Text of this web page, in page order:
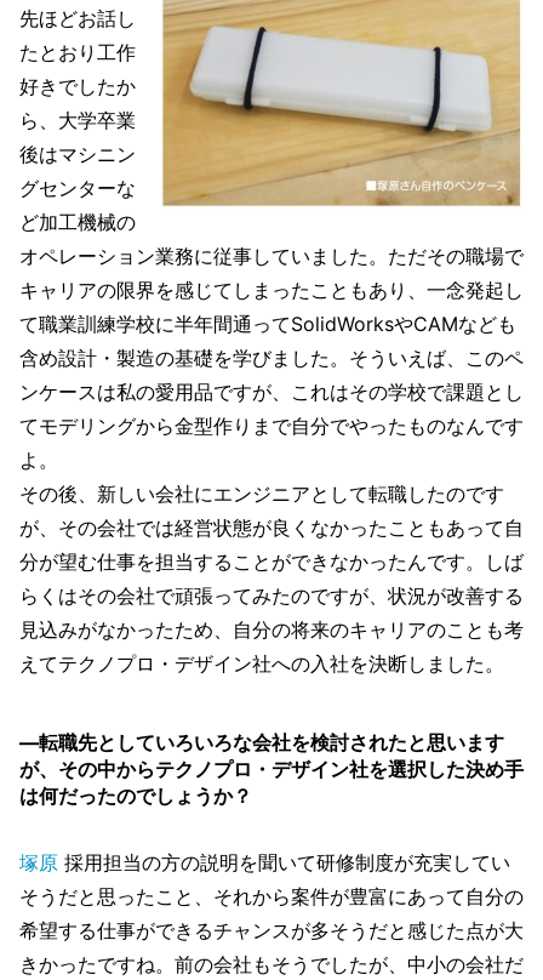
先ほどお話し
たとおり工作
好きでしたか
ら、大学卒業
後はマシニン
グセンターな
ど加工機械の
オペレーション業務に従事していました。ただその職場で
キャリアの限界を感じてしまったこともあり、一念発起し
て職業訓練学校に半年間通ってSolidWorksやCAMなども
含め設計・製造の基礎を学びました。そういえば、このペ
ンケースは私の愛用品ですが、これはその学校で課題とし
てモデリングから金型作りまで自分でやったものなんです
よ。
その後、新しい会社にエンジニアとして転職したのです
が、その会社では経営状態が良くなかったこともあって自
分が望む仕事を担当することができなかったんです。しば
らくはその会社で頑張ってみたのですが、状況が改善する
見込みがなかったため、自分の将来のキャリアのことも考
えてテクノプロ・デザイン社への入社を決断しました。
―転職先としていろいろな会社を検討されたと思います
が、その中からテクノプロ・デザイン社を選択した決め手
は何だったのでしょうか？
塚原 採用担当の方の説明を聞いて研修制度が充実してい
そうだと思ったこと、それから案件が豊富にあって自分の
希望する仕事ができるチャンスが多そうだと感じた点が大
きかったですね。前の会社もそうでしたが、中小の会社だ